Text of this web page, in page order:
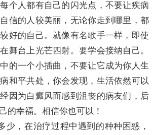
个人都有自己的闪光点，不要让疾病
信的人较美丽，无论你走到哪里，都
好的自己。就像有名歌手一样，即使
舞台上光芒四射。要学会接纳自己。
的一个小插曲，不要让它成为你人生
和平共处，你会发现，生活依然可以
因为白癜风而感到沮丧的病友们，后
的幸福。相信你也可以！
少，在治疗过程中遇到的种种困惑，